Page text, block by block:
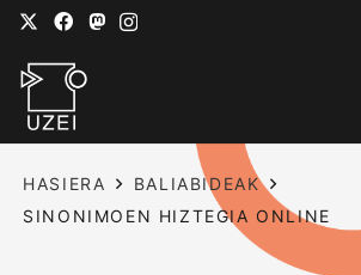
HASIERA
BALIABIDEAK
SINONIMOEN HIZTEGIA ONLINE